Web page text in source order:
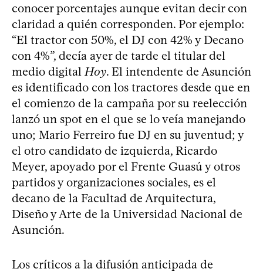
conocer porcentajes aunque evitan decir con
claridad a quién corresponden. Por ejemplo:
“El tractor con 50%, el DJ con 42% y Decano
con 4%”, decía ayer de tarde el titular del
medio digitalHoy. El intendente de Asunción
es identificado con los tractores desde que en
el comienzo de la campaña por su reelección
lanzó un spot en el que se lo veía manejando
uno; Mario Ferreiro fue DJ en su juventud; y
el otro candidato de izquierda, Ricardo
Meyer, apoyado por el Frente Guasú y otros
partidos y organizaciones sociales, es el
decano de la Facultad de Arquitectura,
Diseño y Arte de la Universidad Nacional de
Asunción.
Los críticos a la difusión anticipada de